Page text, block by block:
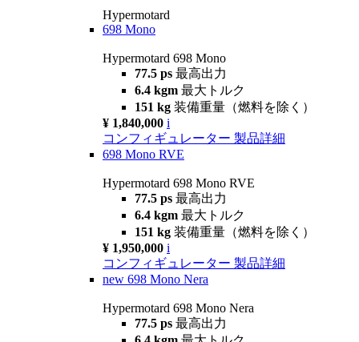
Hypermotard
698 Mono
Hypermotard 698 Mono
77.5 ps 最高出力
6.4 kgm 最大トルク
151 kg 装備重量（燃料を除く）
¥ 1,840,000 i
コンフィギュレーター 製品詳細
698 Mono RVE
Hypermotard 698 Mono RVE
77.5 ps 最高出力
6.4 kgm 最大トルク
151 kg 装備重量（燃料を除く）
¥ 1,950,000 i
コンフィギュレーター 製品詳細
new 698 Mono Nera
Hypermotard 698 Mono Nera
77.5 ps 最高出力